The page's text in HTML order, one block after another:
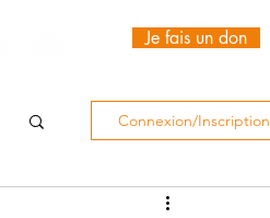
Je fais un don
Connexion/Inscription